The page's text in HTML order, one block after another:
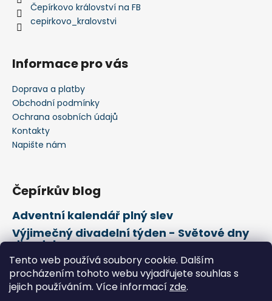
Tento web používá soubory cookie. Dalším
procházením tohoto webu vyjadřujete souhlas s
jejich používáním. Více informací zde.
Čepírkovo království na FB
cepirkovo_kralovstvi
Informace pro vás
Doprava a platby
Obchodní podmínky
Ochrana osobních údajů
Kontakty
Napište nám
Čepírkův blog
Adventní kalendář plný slev
Výjimečný divadelní týden - Světové dny
divadel
21. února Mezinárodní den mateřského
jazyka